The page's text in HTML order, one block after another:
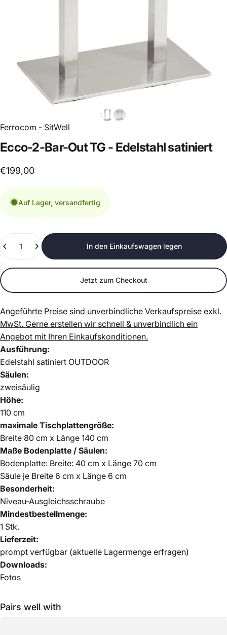
Ferrocom - SitWell
Ecco-2-Bar-OutTG - Edelstahlsatiniert
€199,00
Auf Lager, versandfertig
Anzahl
In den Einkaufswagen legen
Jetzt zum Checkout
Angeführte Preise sind unverbindliche Verkaufspreise exkl.
MwSt. Gerne erstellen wir schnell & unverbindlich ein
Angebot mit Ihren Einkaufskonditionen.
Ausführung:
Edelstahl satiniert OUTDOOR
Säulen:
zweisäulig
Höhe:
110 cm
maximale Tischplattengröße:
Breite 80 cm x Länge 140 cm
Maße Bodenplatte / Säulen:
Bodenplatte: Breite: 40 cm x Länge 70 cm
Säule je Breite 6 cm x Länge 6 cm
Besonderheit:
Niveau-Ausgleichsschraube
Mindestbestellmenge:
1 Stk.
Lieferzeit:
prompt verfügbar (aktuelle Lagermenge erfragen)
Downloads:
Fotos
Pairs well with